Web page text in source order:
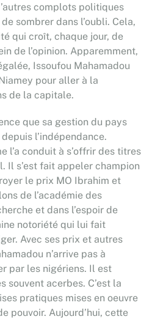
complots politiques
sombrer dans l’oubli. Cela,
qui croît, chaque jour, de
de l’opinion. Apparemment,
Issoufou Mahamadou
pour aller à la
de la capitale.
que sa gestion du pays
l’indépendance.
l’a conduit à s’offrir des titres
Il s’est fait appeler champion
le prix MO Ibrahim et
de l’académie des
et dans l’espoir de
notoriété qui lui fait
Avec ses prix et autres
n’arrive pas à
par les nigériens. Il est
souvent acerbes. C’est la
pratiques mises en oeuvre
pouvoir. Aujourd’hui, cette